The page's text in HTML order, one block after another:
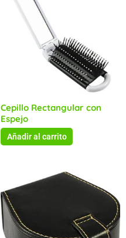
Cepillo Rectangular con
Espejo
Añadir al carrito